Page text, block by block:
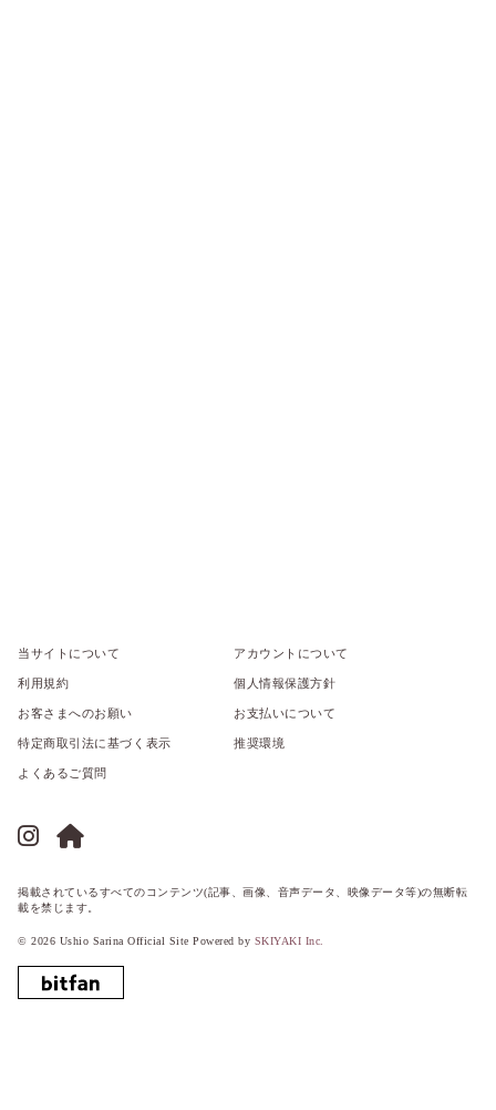
当サイトについて アカウントについて
利用規約 個人情報保護方針
お客さまへのお願い お支払いについて
特定商取引法に基づく表示 推奨環境
よくあるご質問
掲載されているすべてのコンテンツ(記事、画像、音声データ、映像データ等)の無断転
載を禁じます。
© 2026 Ushio Sarina Official Site Powered by SKIYAKI Inc.